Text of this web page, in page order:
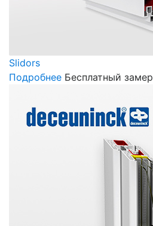
Slidors
Подробнее Бесплатный замер